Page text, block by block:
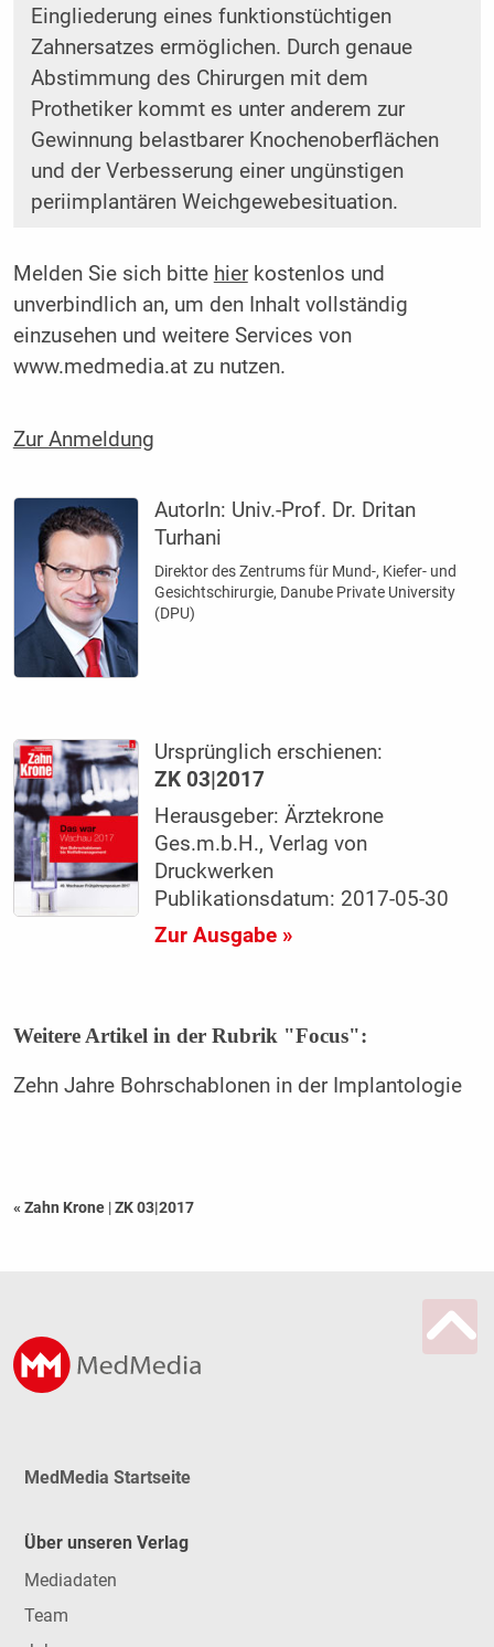
Eingliederung eines funktionstüchtigen
Zahnersatzes ermöglichen. Durch genaue
Abstimmung des Chirurgen mit dem
Prothetiker kommt es unter anderem zur
Gewinnung belastbarer Knochenoberflächen
und der Verbesserung einer ungünstigen
periimplantären Weichgewebesituation.
Melden Sie sich bitte hierkostenlos und
unverbindlich an, um den Inhalt vollständig
einzusehen und weitere Services von
www.medmedia.at zu nutzen.
Zur Anmeldung
AutorIn: Univ.-Prof. Dr. Dritan
Turhani
Direktor des Zentrums für Mund-, Kiefer- und
Gesichtschirurgie, Danube Private University
(DPU)
Ursprünglich erschienen:
ZK 03|2017
Herausgeber: Ärztekrone
Ges.m.b.H., Verlag von
Druckwerken
Publikationsdatum: 2017-05-30
Zur Ausgabe »
Weitere Artikel in der Rubrik "Focus":
Zehn Jahre Bohrschablonen in der Implantologie
« Zahn Krone |ZK 03|2017
MedMedia Startseite
Über unseren Verlag
Mediadaten
Team